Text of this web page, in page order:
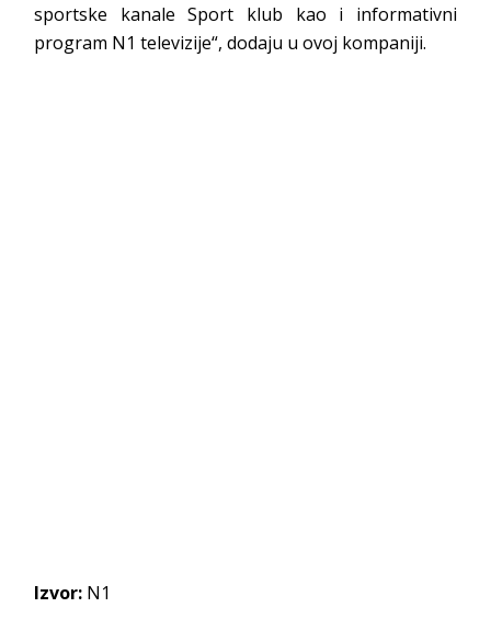
sportske kanale Sport klub kao i informativni
program N1 televizije“, dodaju u ovoj kompaniji.
Izvor: N1